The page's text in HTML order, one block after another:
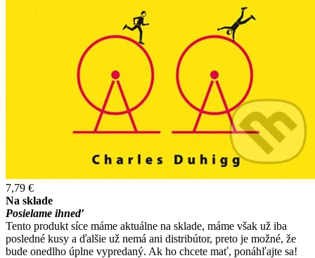
7,79 €
Na sklade
Posielame ihneď
Tento produkt síce máme aktuálne na sklade, máme však už iba
posledné kusy a ďalšie už nemá ani distribútor, preto je možné, že
bude onedlho úplne vypredaný. Ak ho chcete mať, ponáhľajte sa!